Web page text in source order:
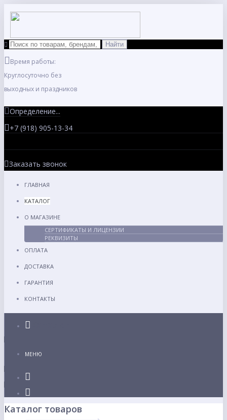
Время работы:
Круглосуточно без
выходных и праздников
Определение...
+7 (918) 905-13-34
Заказать звонок
ГЛАВНАЯ
КАТАЛОГ
О МАГАЗИНЕ
СЕРТИФИКАТЫ И ЛИЦЕНЗИИ
РЕКВИЗИТЫ
ОПЛАТА
ДОСТАВКА
ГАРАНТИЯ
КОНТАКТЫ
МЕНЮ
Каталог товаров